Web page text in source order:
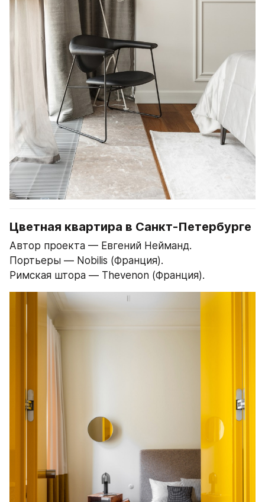
Цветная квартира в Санкт-Петербурге
Автор проекта — Евгений Нейманд.
Портьеры — Nobilis (Франция).
Римская штора — Thevenon (Франция).